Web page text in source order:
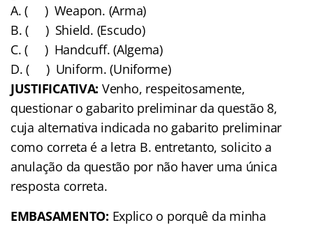
A. ( ) Weapon. (Arma)
B. ( ) Shield. (Escudo)
C. ( ) Handcuff. (Algema)
D. ( ) Uniform. (Uniforme)
JUSTIFICATIVA: Venho, respeitosamente,
questionar o gabarito preliminar da questão 8,
cuja alternativa indicada no gabarito preliminar
como correta é a letra B. entretanto, solicito a
anulação da questão por não haver uma única
resposta correta.
EMBASAMENTO: Explico o porquê da minha